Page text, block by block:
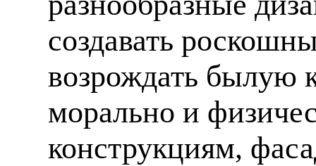
создавать
возрождать былую
морально и
конструкциям,